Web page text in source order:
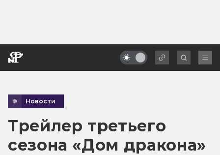
Новости
Трейлер третьего
сезона «Дом дракона»